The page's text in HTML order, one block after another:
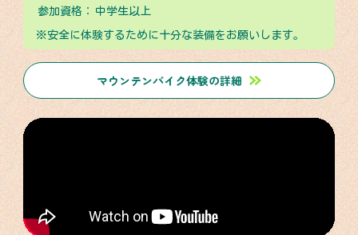
参加資格： 中学生以上
※安全に体験するために十分な装備をお願いします。
マウンテンバイク体験の詳細